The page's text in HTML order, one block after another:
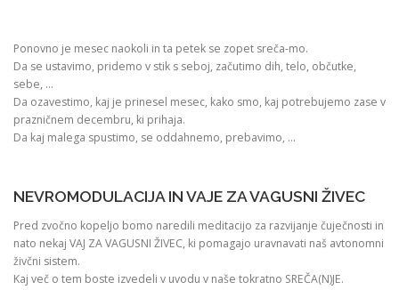
Ponovno je mesec naokoli in ta petek se zopet sreča-mo.
Da se ustavimo, pridemo v stik s seboj, začutimo dih, telo, občutke,
sebe, …
Da ozavestimo, kaj je prinesel mesec, kako smo, kaj potrebujemo zase v
prazničnem decembru, ki prihaja.
Da kaj malega spustimo, se oddahnemo, prebavimo, …
NEVROMODULACIJA IN VAJE ZA VAGUSNI ŽIVEC
Pred zvočno kopeljo bomo naredili meditacijo za razvijanje čuječnosti in
nato nekaj VAJ ZA VAGUSNI ŽIVEC, ki pomagajo uravnavati naš avtonomni
živčni sistem.
Kaj več o tem boste izvedeli v uvodu v naše tokratno SREČA(N)JE.